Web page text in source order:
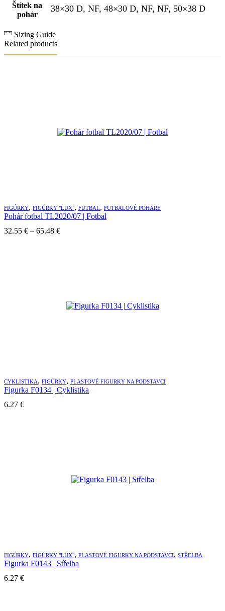
Štítek na
pohár
38×30 D, NF, 48×30 D, NF, NF, 50×38 D
Sizing Guide
Related products
FIGÚRKY, FIGÚRKY "LUX", FUTBAL, FUTBALOVÉ POHÁRE
Pohár fotbal TL2020/07 | Fotbal
32.55 € – 65.48 €
CYKLISTIKA, FIGÚRKY, PLASTOVÉ FIGURKY NA PODSTAVCI
Figurka F0134 | Cyklistika
6.27 €
FIGÚRKY, FIGÚRKY "LUX", PLASTOVÉ FIGURKY NA PODSTAVCI, STŘELBA
Figurka F0143 | Střelba
6.27 €